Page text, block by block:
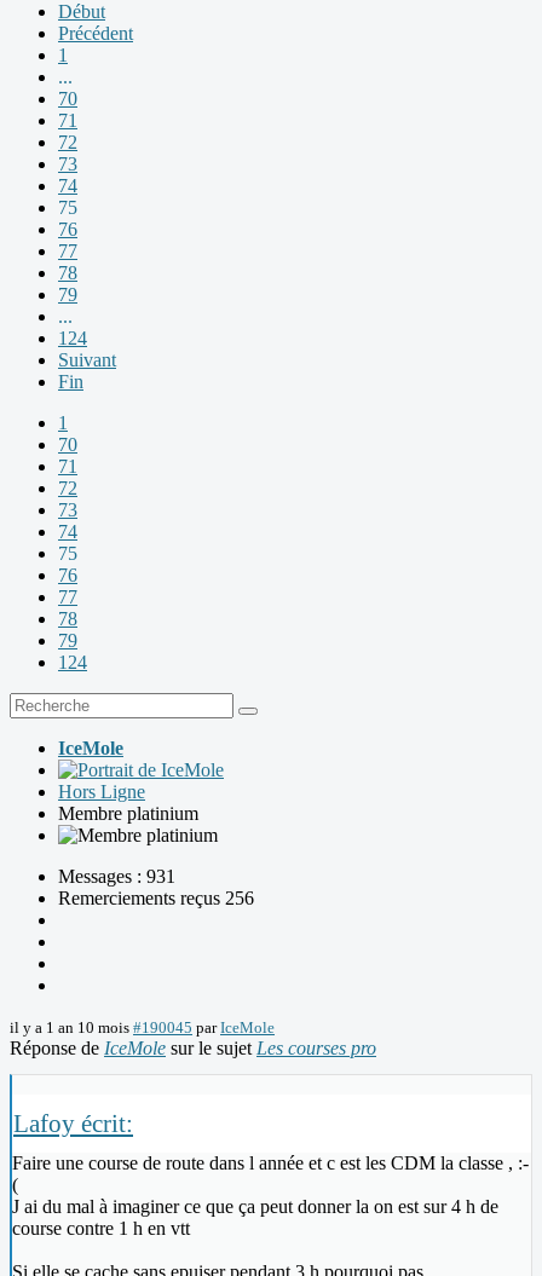
Début
Précédent
1
...
70
71
72
73
74
75
76
77
78
79
...
124
Suivant
Fin
1
70
71
72
73
74
75
76
77
78
79
124
IceMole
Hors Ligne
Membre platinium
Messages : 931
Remerciements reçus 256
il y a 1 an 10 mois #190045 parIceMole
Réponse de IceMole sur le sujet Les courses pro
Lafoy écrit:
Faire une course de route dans l année et c est les CDM la classe , :-
(
J ai du mal à imaginer ce que ça peut donner la on est sur 4 h de
course contre 1 h en vtt